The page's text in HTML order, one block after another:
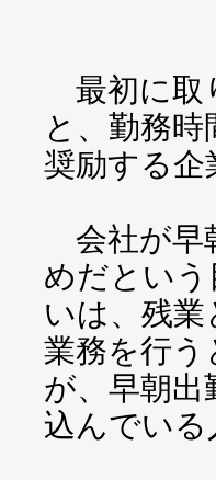
最初に取
と、勤務
奨励する
会社が早
めだとい
いは、残
業務を行
が、早朝
込んでい